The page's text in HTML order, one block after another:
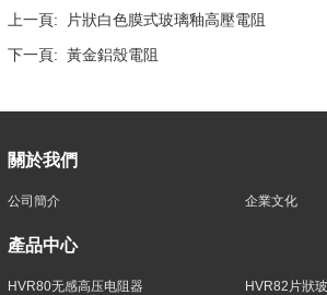
上一頁:
片狀白色膜式玻璃釉高壓電阻
下一頁: 黃金鋁殼電阻
關於我們
公司簡介 企業文化
產品中心
HVR80无感高压电阻器 HVR82片狀